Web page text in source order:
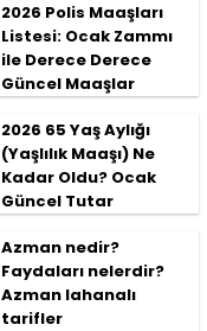
2026 Polis Maaşları
Listesi: Ocak Zammı
ile Derece Derece
Güncel Maaşlar
2026 65 Yaş Aylığı
(Yaşlılık Maaşı) Ne
Kadar Oldu? Ocak
Güncel Tutar
Azman nedir?
Faydaları nelerdir?
Azman lahanalı
tarifler